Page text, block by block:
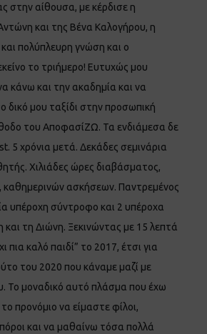
στην αίθουσα, με κέρδισε η
και της Βένα Καλογήρου, η
πολύπλευρη γνώση και ο
το τριήμερο! Ευτυχώς μου
κάνω και την ακαδημία και να
δικό μου ταξίδι στην προσωπική
του ΑποφασίΖΩ. Τα ενδιάμεσα δε
5 χρόνια μετά. Δεκάδες σεμινάρια
Χιλιάδες ώρες διαβάσματος,
καθημερινών ασκήσεων. Παντρεμένος
υπέροχη σύντροφο και 2 υπέροχα
τη Διώνη. Ξεκινώντας με 15 λεπτά
πια καλό παιδί” το 2017, έτσι για
του 2020 που κάναμε μαζί με
Το μοναδικό αυτό πλάσμα που έχω
προνόμιο να είμαστε φίλοι,
και να μαθαίνω τόσα πολλά